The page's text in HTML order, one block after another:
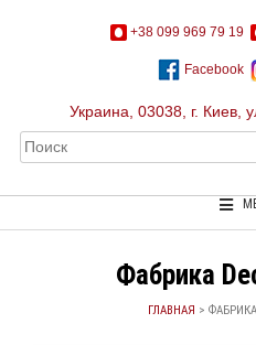
+38 099 969 79 19
Facebook
Украина, 03038, г. Киев,
Фабрика
ГЛАВНАЯ > ФАБРИКА